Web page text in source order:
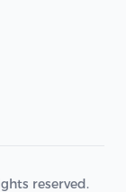
reserved.